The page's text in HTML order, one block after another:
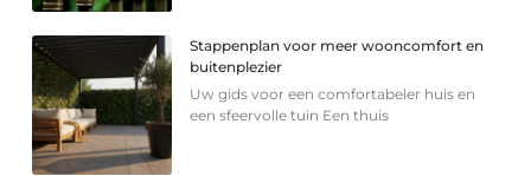
Stappenplan voor meer wooncomfort en
buitenplezier
Uw gids voor een comfortabeler huis en
een sfeervolle tuin Een thuis